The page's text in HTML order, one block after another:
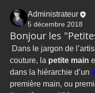
Administrateur
5 décembre 2018
Bonjour les
couture, la petite main
dans la hiérarchie d’un
première main, ou